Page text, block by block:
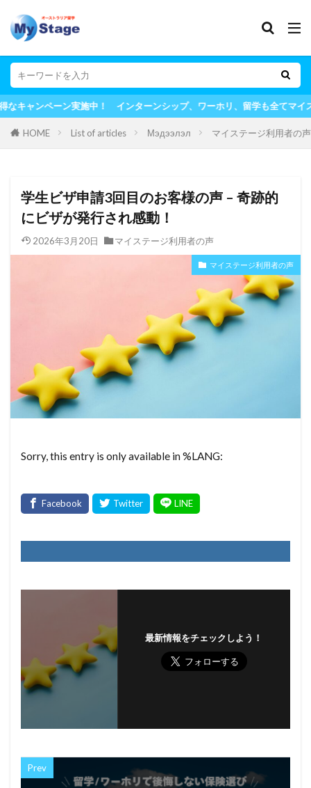
ペーン実施中！ インターンシップ、ワーホリ、留学も全てマイステージ
HOME List of articles Мэдээлэл マイステージ利用者の声
学生ビザ申請3回目のお客様の声 – 奇跡的
にビザが発行され感動！
2026年3月20日 マイステージ利用者の声
マイステージ利用者の声
Sorry, this entry is only available in %LANG:
最新情報をチェックしよう！
Prev